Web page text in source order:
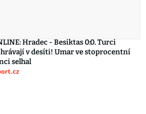
Hradec - Besiktas 0:0. Turci
v desíti! Umar ve stoprocentní
selhal